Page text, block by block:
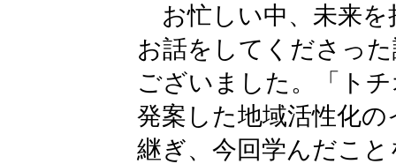
お忙しい中、未来を
お話をしてくださっ
ございました。「ト
発案した地域活性化
継ぎ、今回学んだこ